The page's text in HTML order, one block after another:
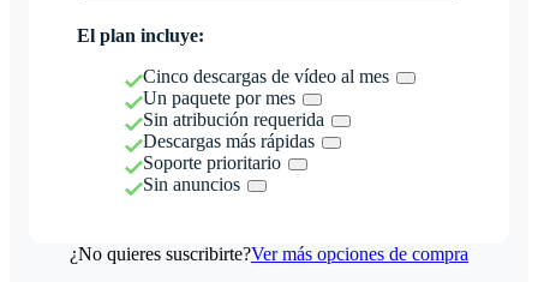
El plan incluye:
Cinco descargas de vídeo al mes
Un paquete por mes
Sin atribución requerida
Descargas más rápidas
Soporte prioritario
Sin anuncios
¿No quieres suscribirte?Ver más opciones de compra